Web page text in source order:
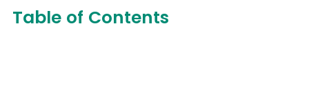
Table of Contents